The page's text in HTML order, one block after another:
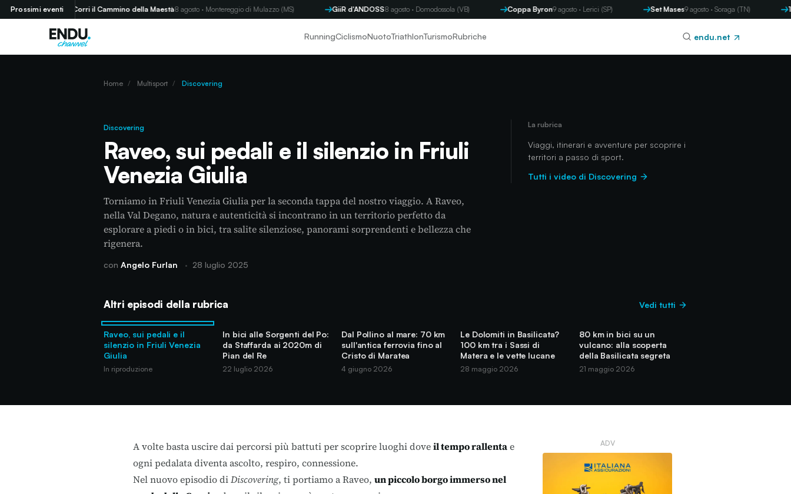
Prossimi eventi
(GR) Corri il Cammino della Maestà8 agosto · Montereggio di Mulazzo (MS) GiiR d'ANDOSS8 agosto · Domodossola (VB) Coppa Byron9 agosto · Lerici (SP) Set Mases9 agosto · Soraga (TN) 13
RunningCiclismoNuotoTriathlonTurismoRubriche endu.net
Home / Multisport / Discovering
Discovering
Raveo, sui pedali e il silenzio in Friuli
Venezia Giulia
Torniamo in Friuli Venezia Giulia per la seconda tappa del nostro viaggio. A Raveo,
nella Val Degano, natura e autenticità si incontrano in un territorio perfetto da
esplorare a piedi o in bici, tra salite silenziose, panorami sorprendenti e bellezza che
rigenera.
con Angelo Furlan · 28 luglio 2025
La rubrica
Viaggi, itinerari e avventure per scoprire i
territori a passo di sport.
Tutti i video di Discovering
Altri episodi della rubrica Vedi tutti
Raveo, sui pedali e il
silenzio in Friuli Venezia
Giulia
In riproduzione
In bici alle Sorgenti del Po:
da Staffarda ai 2020m di
Pian del Re
22 luglio 2026
Dal Pollino al mare: 70 km
sull'antica ferrovia fino al
Cristo di Maratea
4 giugno 2026
Le Dolomiti in Basilicata?
100 km tra i Sassi di
Matera e le vette lucane
28 maggio 2026
80 km in bici su un
vulcano: alla scoperta
della Basilicata segreta
21 maggio 2026
A volte basta uscire dai percorsi più battuti per scoprire luoghi doveil tempo rallentae
ogni pedalata diventa ascolto, respiro, connessione.
Nel nuovo episodio diDiscovering, ti portiamo a Raveo, un piccolo borgo immerso nel
ADV